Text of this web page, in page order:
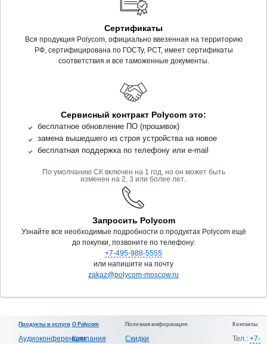
Сертификаты
Вся продукция Polycom, официально ввезенная на территорию
РФ, сертифицирована по ГОСТу, РСТ, имеет сертификаты
соответствия и все таможенные документы.
Сервисный контракт Polycom это:
бесплатное обновление ПО (прошивок)
замена вышедшего из строя устройства на новое
бесплатная поддержка по телефону или e-mail
По умолчанию СК включен на 1 год, но он может быть
изменен на 2, 3 или более лет.
Запросить Polycom
Узнайте все необходимые подробности о продуктах Polycom ещё
до покупки, позвоните по телефону:
+7-495-988-5555
или напишите на почту
zakaz@polycom-moscow.ru
Продукты и услуги
Аудиоконференции
О Polycom
Компания
Полезная информация
Скидки
Контакты
Тел.: +7-